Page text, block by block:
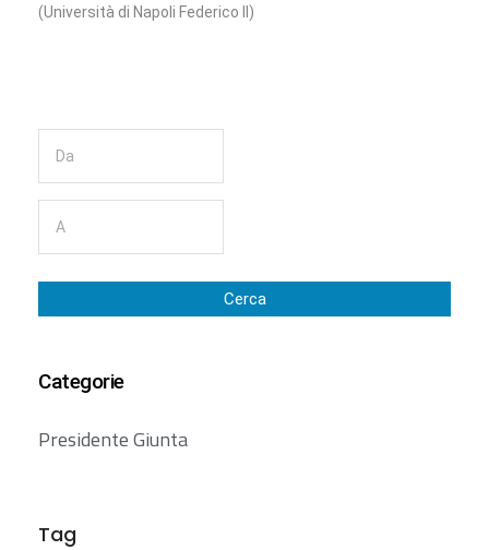
(Università di Napoli Federico II)
Cerca
Categorie
Presidente Giunta
Tag